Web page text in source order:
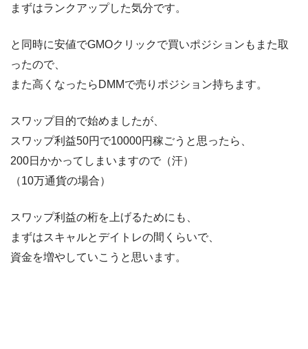
まずはランクアップした気分です。
と同時に安値でGMOクリックで買いポジションもまた取
ったので、
また高くなったらDMMで売りポジション持ちます。
スワップ目的で始めましたが、
スワップ利益50円で10000円稼ごうと思ったら、
200日かかってしまいますので（汗）
（10万通貨の場合）
スワップ利益の桁を上げるためにも、
まずはスキャルとデイトレの間くらいで、
資金を増やしていこうと思います。